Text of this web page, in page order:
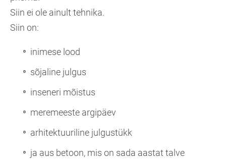
Siin ei ole ainult tehnika.
Siin on:
inimese lood
sõjaline julgus
inseneri mõistus
meremeeste argipäev
arhitektuuriline julgustükk
ja aus betoon, mis on sada aastat talve